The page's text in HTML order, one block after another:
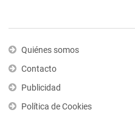
Quiénes somos
Contacto
Publicidad
Política de Cookies